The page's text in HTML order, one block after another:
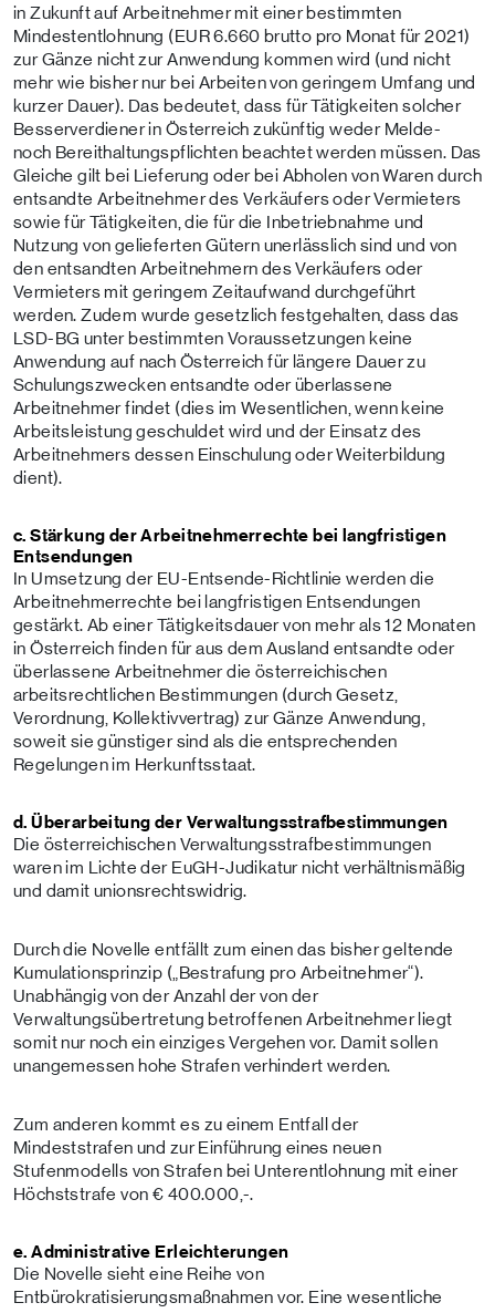
in Zukunft auf Arbeitnehmer mit einer bestimmten
Mindestentlohnung (EUR 6.660 brutto pro Monat für 2021)
zur Gänze nicht zur Anwendung kommen wird (und nicht
mehr wie bisher nur bei Arbeiten von geringem Umfang und
kurzer Dauer). Das bedeutet, dass für Tätigkeiten solcher
Besserverdiener in Österreich zukünftig weder Melde-
noch Bereithaltungspflichten beachtet werden müssen. Das
Gleiche gilt bei Lieferung oder bei Abholen von Waren durch
entsandte Arbeitnehmer des Verkäufers oder Vermieters
sowie für Tätigkeiten, die für die Inbetriebnahme und
Nutzung von gelieferten Gütern unerlässlich sind und von
den entsandten Arbeitnehmern des Verkäufers oder
Vermieters mit geringem Zeitaufwand durchgeführt
werden. Zudem wurde gesetzlich festgehalten, dass das
LSD-BG unter bestimmten Voraussetzungen keine
Anwendung auf nach Österreich für längere Dauer zu
Schulungszwecken entsandte oder überlassene
Arbeitnehmer findet (dies im Wesentlichen, wenn keine
Arbeitsleistung geschuldet wird und der Einsatz des
Arbeitnehmers dessen Einschulung oder Weiterbildung
dient).
c. Stärkung der Arbeitnehmerrechte bei langfristigen
Entsendungen
In Umsetzung der EU-Entsende-Richtlinie werden die
Arbeitnehmerrechte bei langfristigen Entsendungen
gestärkt. Ab einer Tätigkeitsdauer von mehr als 12 Monaten
in Österreich finden für aus dem Ausland entsandte oder
überlassene Arbeitnehmer die österreichischen
arbeitsrechtlichen Bestimmungen (durch Gesetz,
Verordnung, Kollektivvertrag) zur Gänze Anwendung,
soweit sie günstiger sind als die entsprechenden
Regelungen im Herkunftsstaat.
d. Überarbeitung der Verwaltungsstrafbestimmungen
Die österreichischen Verwaltungsstrafbestimmungen
waren im Lichte der EuGH-Judikatur nicht verhältnismäßig
und damit unionsrechtswidrig.
Durch die Novelle entfällt zum einen das bisher geltende
Kumulationsprinzip („Bestrafung pro Arbeitnehmer“).
Unabhängig von der Anzahl der von der
Verwaltungsübertretung betroffenen Arbeitnehmer liegt
somit nur noch ein einziges Vergehen vor. Damit sollen
unangemessen hohe Strafen verhindert werden.
Zum anderen kommt es zu einem Entfall der
Mindeststrafen und zur Einführung eines neuen
Stufenmodells von Strafen bei Unterentlohnung mit einer
Höchststrafe von € 400.000,-.
e. Administrative Erleichterungen
Die Novelle sieht eine Reihe von
Entbürokratisierungsmaßnahmen vor. Eine wesentliche